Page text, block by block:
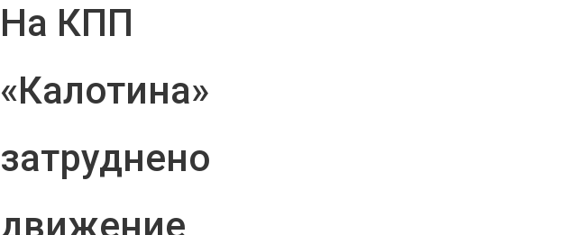
На КПП
«Калотина»
затруднено
движение